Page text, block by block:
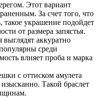
Этот вариант
За счет того, что
украшение подойдет
от размера запястья.
аккуратно
среди
влияет проба и марка
с оттиском амулета
Такой браслет